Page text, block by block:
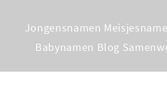
Jongensnamen
Babynamen Blog